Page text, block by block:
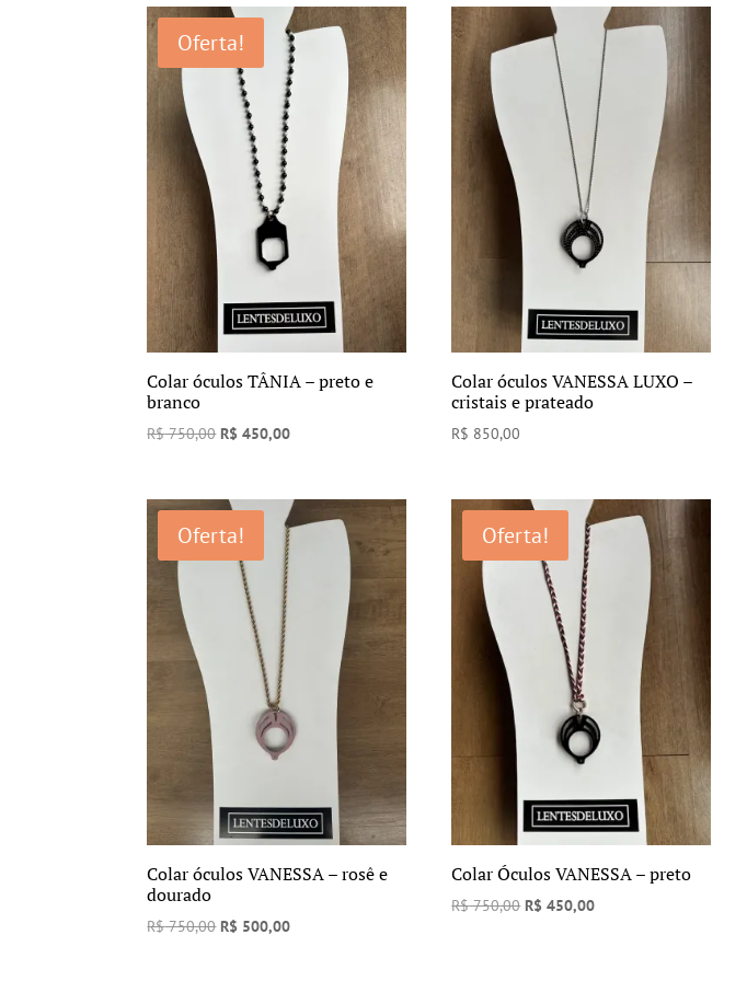
era:
R$ 750,00.
é:
R$ 500,00.
Oferta!
Colar óculos TÂNIA – preto e
branco
R$750,00O
era:
R$ 750,00.
R$ 450,00O
é:
R$ 450,00.
Colar óculos VANESSA LUXO –
cristais e prateado
R$ 850,00
Oferta!
Colar óculos VANESSA – rosê e
dourado
R$750,00O
R$ 500,00O
Oferta!
Colar Óculos VANESSA – preto
R$750,00 O
R$ 450,00O